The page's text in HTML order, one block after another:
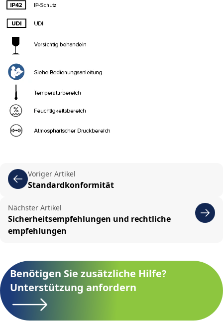
Voriger Artikel
Standardkonformität
Nächster Artikel
Sicherheitsempfehlungen und rechtliche
empfehlungen
Benötigen Sie zusätzliche Hilfe?
Unterstützung anfordern